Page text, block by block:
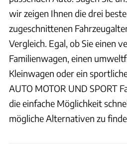
wir zeigen Ihnen die drei
zugeschnittenen
Vergleich. Egal, ob Sie einen
Familienwagen, einen
Kleinwagen oder ein
AUTO MOTOR UND SPORT
die einfache Möglichkeit
mögliche Alternativen zu